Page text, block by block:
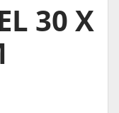
30 X